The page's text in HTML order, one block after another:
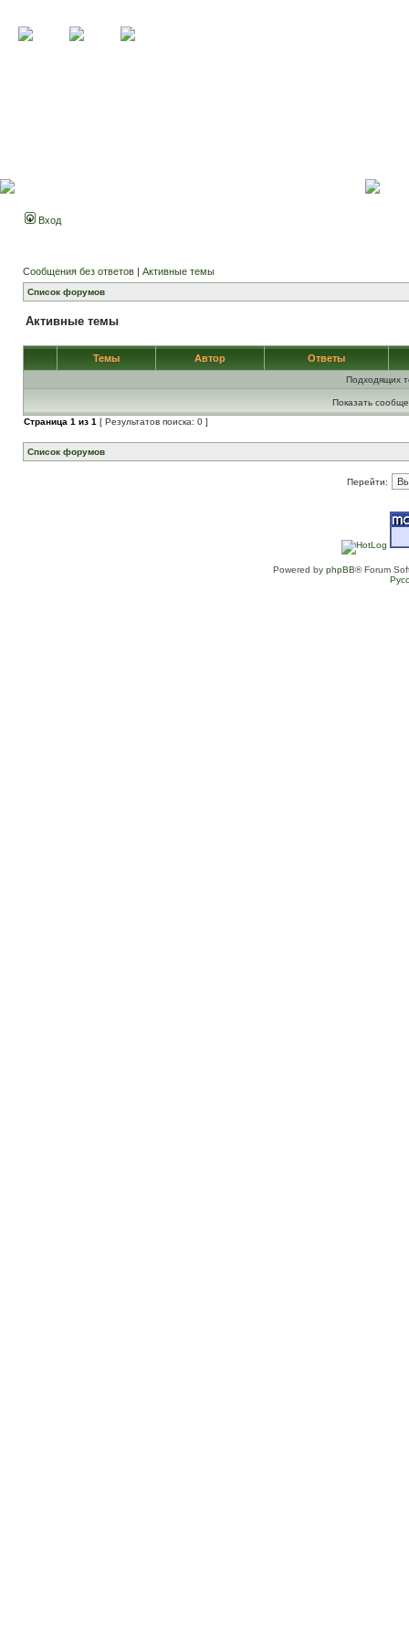
Вход
Сообщения без ответов | Активные темы
Список форумов
Активные темы
Темы Автор Ответы
Подходящих
Показать
Страница 1 из 1 [ Результатов поиска: 0 ]
Список форумов
Перейти:
Powered by phpBB® Forum